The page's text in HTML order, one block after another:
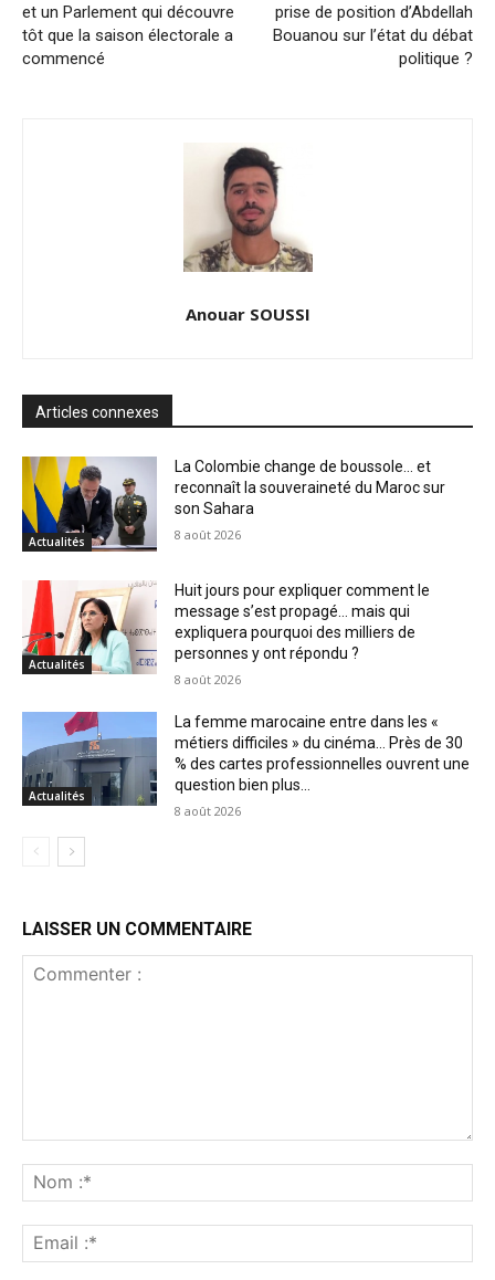
et un Parlement qui découvre
tôt que la saison électorale a
commencé
prise de position d’Abdellah
Bouanou sur l’état du débat
politique ?
Anouar SOUSSI
Articles connexes
Actualités
La Colombie change de boussole… et
reconnaît la souveraineté du Maroc sur
son Sahara
8 août 2026
Actualités
Huit jours pour expliquer comment le
message s’est propagé… mais qui
expliquera pourquoi des milliers de
personnes y ont répondu ?
8 août 2026
Actualités
La femme marocaine entre dans les «
métiers difficiles » du cinéma… Près de 30
% des cartes professionnelles ouvrent une
question bien plus...
8 août 2026
LAISSER UN COMMENTAIRE
:*
:*